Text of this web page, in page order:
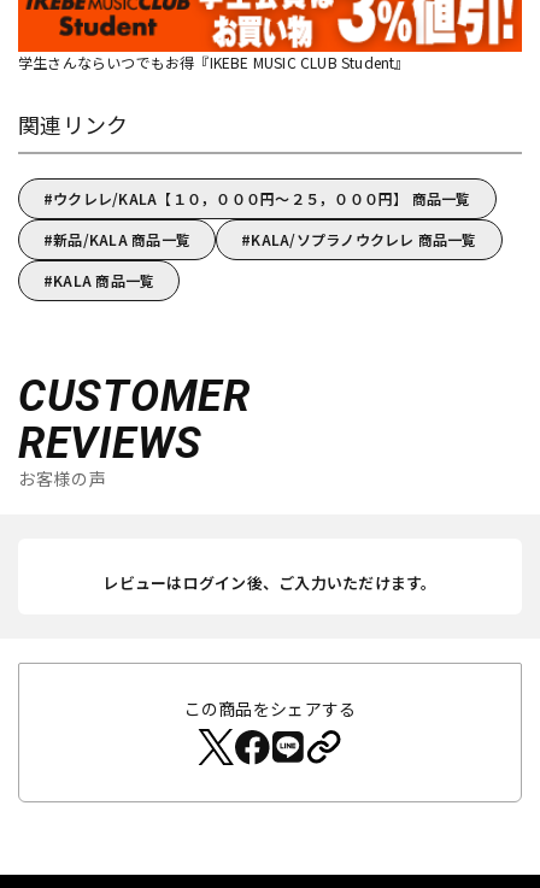
学生さんならいつでもお得『IKEBE MUSIC CLUB Student』
関連リンク
ウクレレ/KALA【１０，０００円～２５，０００円】 商品一覧
新品/KALA 商品一覧
KALA/ソプラノウクレレ 商品一覧
KALA 商品一覧
CUSTOMER
REVIEWS
お客様の声
レビューはログイン後、ご入力いただけます。
この商品をシェアする